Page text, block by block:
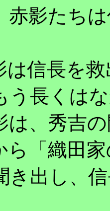
赤影たち
信長を
う長くは
、秀吉
「織田
き出し、